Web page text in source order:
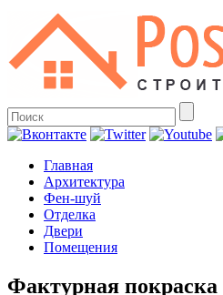
Главная
Архитектура
Фен-шуй
Отделка
Двери
Помещения
Фактурная покраска